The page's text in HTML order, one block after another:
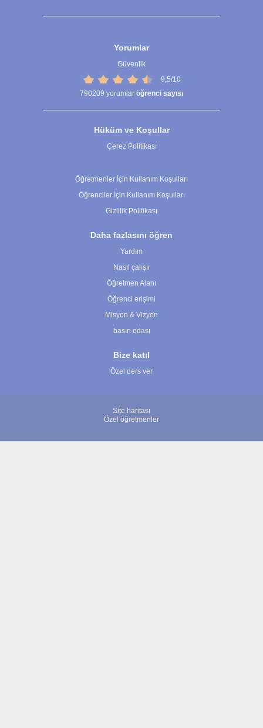
Yorumlar
Güvenlik
9,5/10
790209 yorumlar öğrenci sayısı
Hüküm ve Koşullar
Çerez Politikası
Öğretmenler İçin Kullanım Koşulları
Öğrenciler İçin Kullanım Koşulları
Gizlilik Politikası
Daha fazlasını öğren
Yardım
Nasıl çalışır
Öğretmen Alanı
Öğrenci erişimi
Misyon & Vizyon
basın odası
Bize katıl
Özel ders ver
Site haritası
Özel öğretmenler